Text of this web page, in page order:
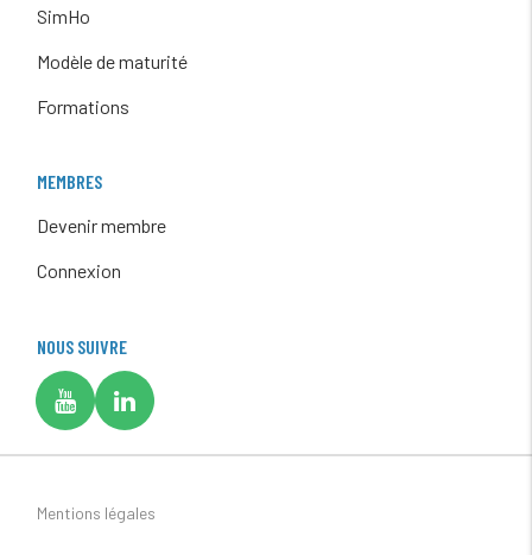
SimHo
Modèle de maturité
Formations
MEMBRES
Devenir membre
Connexion
NOUS SUIVRE
Mentions légales